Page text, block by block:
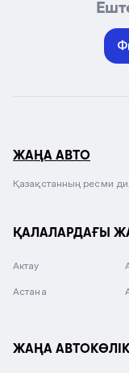
ЖАҢА АВТО
Қазақстанның ресми
ҚАЛАЛАРДАҒЫ
Актау
Астана
ЖАҢА